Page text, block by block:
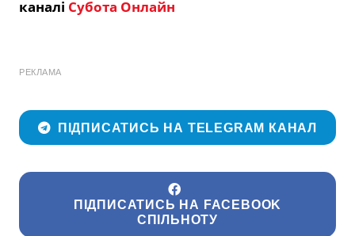
каналі Субота Онлайн
РЕКЛАМА
ПІДПИСАТИСЬ НА TELEGRAM КАНАЛ
ПІДПИСАТИСЬ НА FACEBOOK
СПІЛЬНОТУ